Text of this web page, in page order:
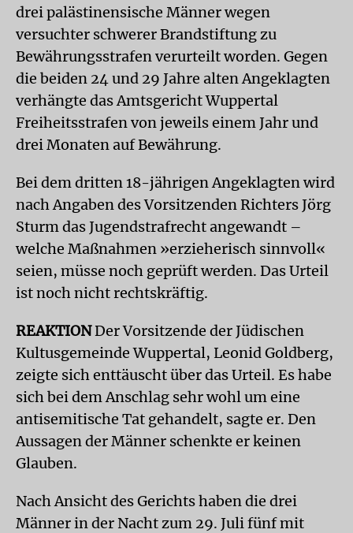
drei palästinensische Männer wegen
versuchter schwerer Brandstiftung zu
Bewährungsstrafen verurteilt worden. Gegen
die beiden 24 und 29 Jahre alten Angeklagten
verhängte das Amtsgericht Wuppertal
Freiheitsstrafen von jeweils einem Jahr und
drei Monaten auf Bewährung.
Bei dem dritten 18-jährigen Angeklagten wird
nach Angaben des Vorsitzenden Richters Jörg
Sturm das Jugendstrafrecht angewandt –
welche Maßnahmen »erzieherisch sinnvoll«
seien, müsse noch geprüft werden. Das Urteil
ist noch nicht rechtskräftig.
REAKTIONDer Vorsitzende der Jüdischen
Kultusgemeinde Wuppertal, Leonid Goldberg,
zeigte sich enttäuscht über das Urteil. Es habe
sich bei dem Anschlag sehr wohl um eine
antisemitische Tat gehandelt, sagte er. Den
Aussagen der Männer schenkte er keinen
Glauben.
Nach Ansicht des Gerichts haben die drei
Männer in der Nacht zum 29. Juli fünf mit